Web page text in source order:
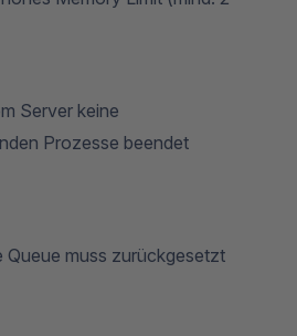
Server keine
Prozesse beendet
Queue muss zurückgesetzt